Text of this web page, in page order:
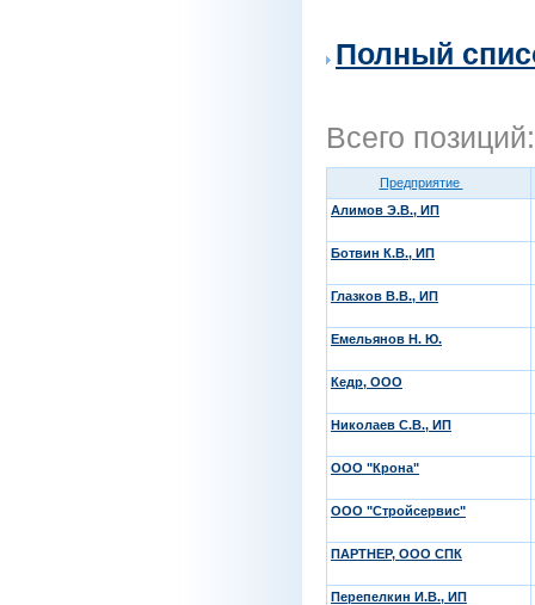
Полный
Всего
Предприятие
Алимов Э.В., ИП
Ботвин К.В., ИП
Глазков В.В., ИП
Емельянов Н. Ю.
Кедр, ООО
Николаев С.В., ИП
ООО "Крона"
ООО "Стройсервис"
ПАРТНЕР, ООО СПК
Перепелкин И.В., ИП